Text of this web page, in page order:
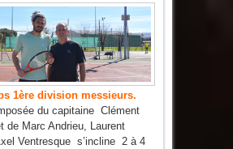
Trébéens
s’inclinent
face
à
Roquelongue
1ère division messieurs.
du capitaine Clément
de Marc Andrieu, Laurent
Ventresque s’incline 2 à 4